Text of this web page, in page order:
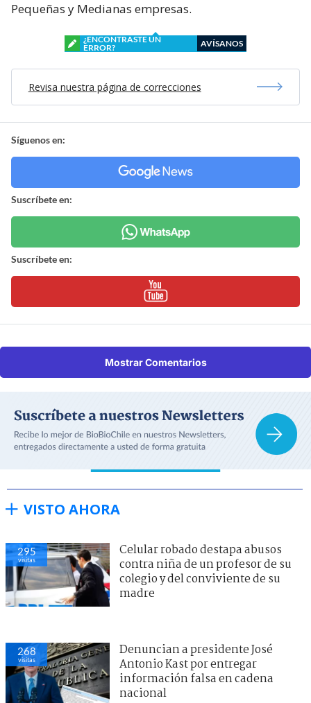
Pequeñas y Medianas empresas.
¿ENCONTRASTE UN
ERROR?
AVÍSANOS
Revisa nuestra página de correcciones
Síguenos en:
Suscríbete en:
Suscríbete en:
Mostrar Comentarios
VISTO AHORA
295
visitas
Celular robado destapa abusos
contra niña de un profesor de su
colegio y del conviviente de su
madre
268
visitas
Denuncian a presidente José
Antonio Kast por entregar
información falsa en cadena
nacional